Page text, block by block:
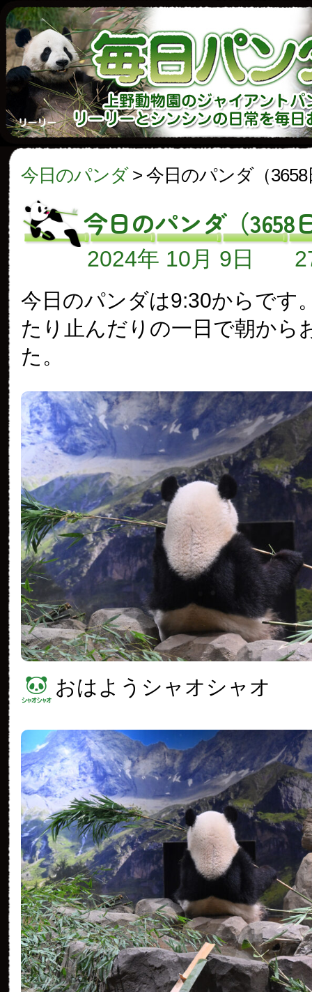
今日のパンダ> 今日のパンダ（3658
今日のパンダ（3658
2024年 10月 9日
今日のパンダは9:30からです
たり止んだりの一日で朝から
た。
おはようシャオシャオ